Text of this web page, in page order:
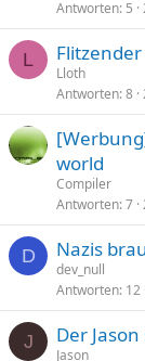
Antworten 5
L
Lloth
Antworten 8
world
Compiler
Antworten 7
D Nazis
dev_null
Antworten 12
J Der
Jason